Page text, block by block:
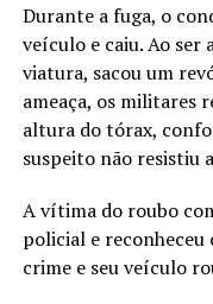
Durante a fuga, o
veículo e caiu. Ao ser
viatura, sacou um
ameaça, os militares
altura do tórax,
suspeito não resistiu
A vítima do roubo
policial e reconheceu
crime e seu veículo